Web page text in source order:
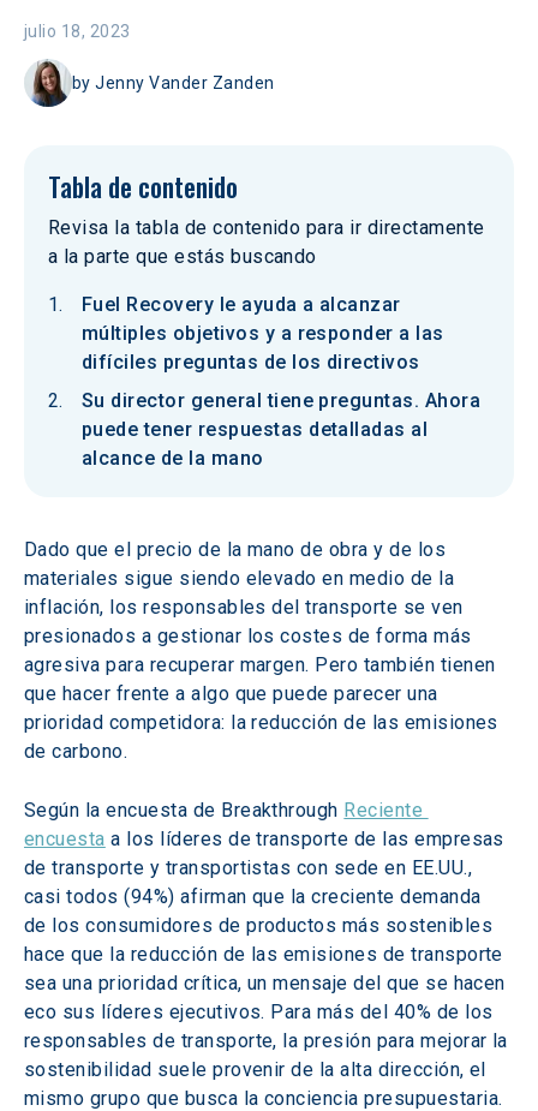
julio 18, 2023
byJenny Vander Zanden
Tabla de contenido
Revisa la tabla de contenido para ir directamente
a la parte que estás buscando
Fuel Recovery le ayuda a alcanzar
múltiples objetivos y a responder a las
difíciles preguntas de los directivos
Su director general tiene preguntas. Ahora
puede tener respuestas detalladas al
alcance de la mano
Dado que el precio de la mano de obra y de los
materiales sigue siendo elevado en medio de la
inflación, los responsables del transporte se ven
presionados a gestionar los costes de forma más
agresiva para recuperar margen. Pero también tienen
que hacer frente a algo que puede parecer una
prioridad competidora: la reducción de las emisiones
de carbono.
Según la encuesta de Breakthrough Reciente
encuesta a los líderes de transporte de las empresas
de transporte y transportistas con sede en EE.UU.,
casi todos (94%) afirman que la creciente demanda
de los consumidores de productos más sostenibles
hace que la reducción de las emisiones de transporte
sea una prioridad crítica, un mensaje del que se hacen
eco sus líderes ejecutivos. Para más del 40% de los
responsables de transporte, la presión para mejorar la
sostenibilidad suele provenir de la alta dirección, el
mismo grupo que busca la conciencia presupuestaria.